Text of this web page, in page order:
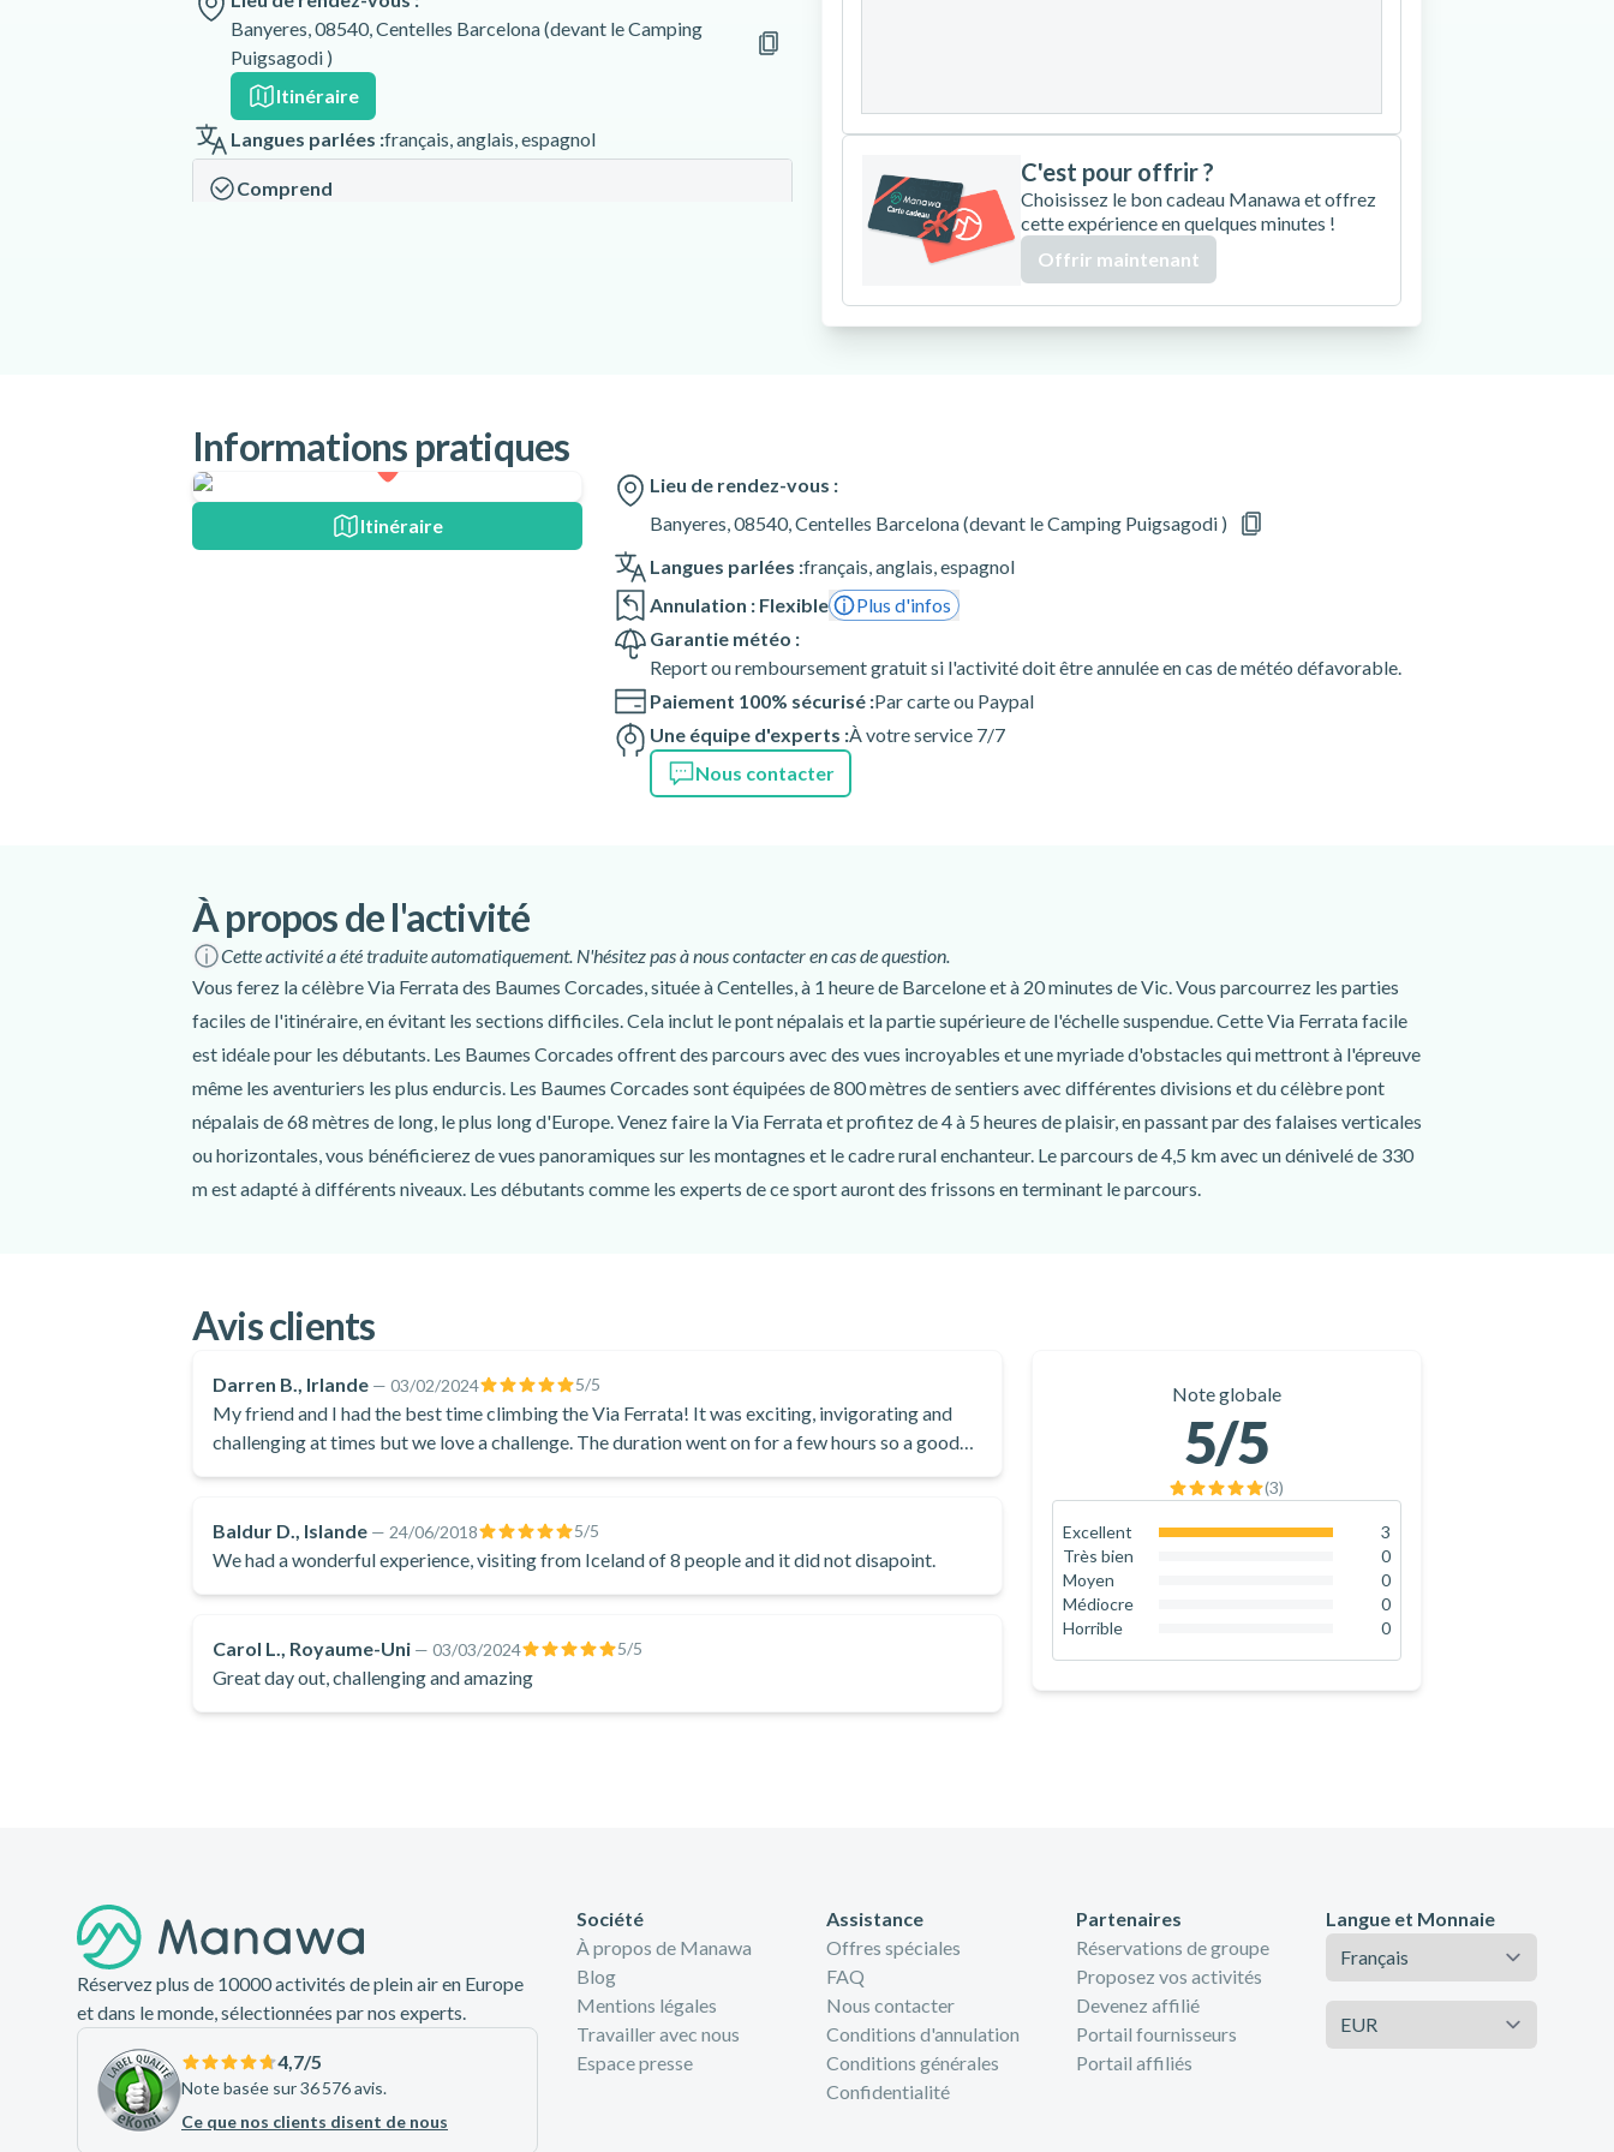
Banyeres, 08540, Centelles Barcelona (devant le Camping
Puigsagodi )
Itinéraire
Langues parlées :français,anglais,espagnol
Comprend
Ne comprend pas
Transport vers le lieu de rendez-vous
Nourriture & Boissons
C'est pour offrir ?
Choisissez le bon cadeau Manawa et offrez
cette expérience en quelques minutes !
Offrir maintenant
Informations pratiques
Itinéraire
Lieu de rendez-vous :
Banyeres, 08540, Centelles Barcelona (devant le Camping Puigsagodi )
Langues parlées :français,anglais,espagnol
Annulation : Flexible
Plus d'infos
Garantie météo :
Report ou remboursement gratuit si l'activité doit être annulée en cas de météo défavorable.
Paiement 100% sécurisé :Par carte ou Paypal
Une équipe d'experts :À votre service 7/7
Nous contacter
À propos de l'activité
Cette activité a été traduite automatiquement. N'hésitez pas à nous contacter en cas de question.
Vous ferez la célèbre Via Ferrata des Baumes Corcades, située à Centelles, à 1 heure de Barcelone et à 20 minutes de Vic. Vous parcourrez les parties
faciles de l'itinéraire, en évitant les sections difficiles. Cela inclut le pont népalais et la partie supérieure de l'échelle suspendue. Cette Via Ferrata facile
est idéale pour les débutants. Les Baumes Corcades offrent des parcours avec des vues incroyables et une myriade d'obstacles qui mettront à l'épreuve
même les aventuriers les plus endurcis. Les Baumes Corcades sont équipées de 800 mètres de sentiers avec différentes divisions et du célèbre pont
népalais de 68 mètres de long, le plus long d'Europe. Venez faire la Via Ferrata et profitez de 4 à 5 heures de plaisir, en passant par des falaises verticales
ou horizontales, vous bénéficierez de vues panoramiques sur les montagnes et le cadre rural enchanteur. Le parcours de 4,5 km avec un dénivelé de 330
m est adapté à différents niveaux. Les débutants comme les experts de ce sport auront des frissons en terminant le parcours.
Avis clients
Note globale
5/5
(3)
Excellent
3
Très bien
0
Moyen
0
Médiocre
0
Horrible
0
Darren B., Irlande — 03/02/2024 5/5
My friend and I had the best time climbing the Via Ferrata! It was exciting, invigorating and
challenging at times but we love a challenge. The duration went on for a few hours so a good
Baldur D., Islande — 24/06/2018 5/5
We had a wonderful experience, visiting from Iceland of 8 people and it did not disapoint.
Carol L., Royaume-Uni — 03/03/2024 5/5
Great day out, challenging and amazing
Réservez plus de 10000 activités de plein air en Europe
et dans le monde, sélectionnées par nos experts.
4,7/5
Note basée sur 36 576 avis.
Ce que nos clients disent de nous
Société
À propos de Manawa
Blog
Mentions légales
Travailler avec nous
Espace presse
Assistance
Offres spéciales
FAQ
Nous contacter
Conditions d'annulation
Conditions générales
Confidentialité
Partenaires
Réservations de groupe
Proposez vos activités
Devenez affilié
Portail fournisseurs
Portail affiliés
Langue et Monnaie
Langue
Monnaie